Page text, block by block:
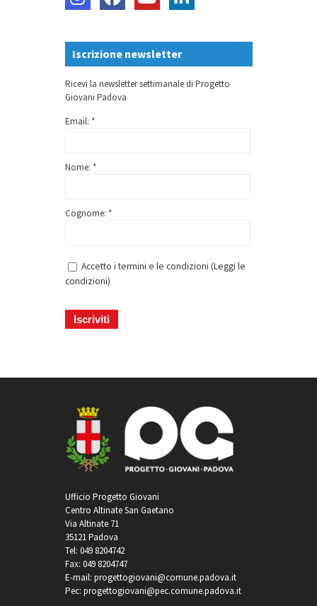
Iscrizione newsletter
Ricevi la newsletter settimanale di Progetto
Giovani Padova
Email: *
Nome: *
Cognome: *
Accetto i termini e le condizioni (Leggi le
condizioni)
Ufficio Progetto Giovani
Centro Altinate San Gaetano
Via Altinate 71
35121 Padova
Tel: 049 8204742
Fax: 049 8204747
E-mail: progettogiovani@comune.padova.it
Pec: progettogiovani@pec.comune.padova.it